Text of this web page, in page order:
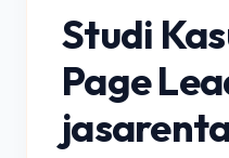
Studi
Page